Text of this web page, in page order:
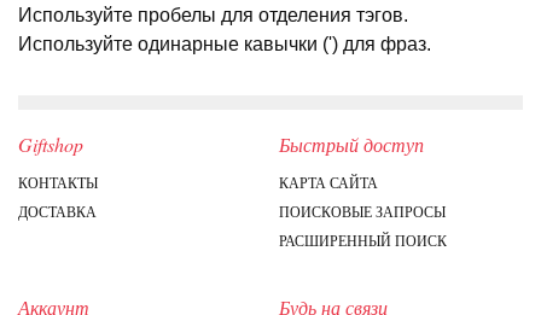
Используйте пробелы для отделения тэгов.
Используйте одинарные кавычки (') для фраз.
Giftshop
КОНТАКТЫ
ДОСТАВКА
Быстрый доступ
КАРТА САЙТА
ПОИСКОВЫЕ ЗАПРОСЫ
РАСШИРЕННЫЙ ПОИСК
Аккаунт Будь на связи